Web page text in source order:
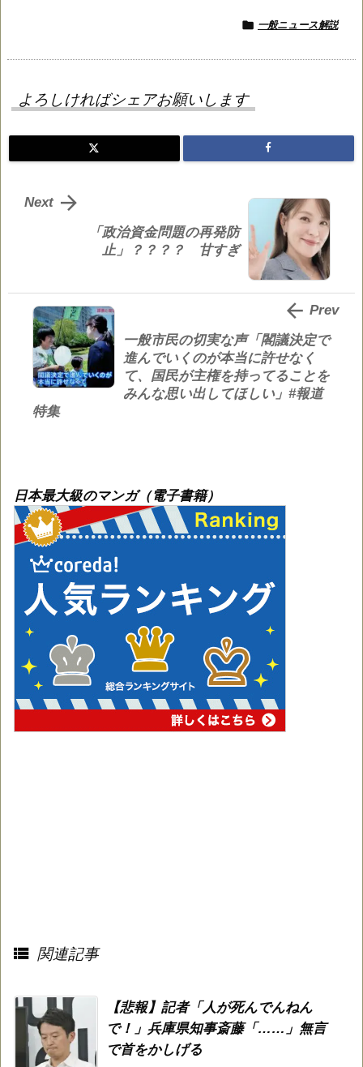
 一般ニュース解説
よろしければシェアお願いします
「政治資金問題の再発防
止」？？？？ 甘すぎ

Next
一般市民の切実な声「閣議決定で
進んでいくのが本当に許せなく
て、国民が主権を持ってることを
みんな思い出してほしい」#報道
特集
 Prev
日本最大級のマンガ（電子書籍）
 関連記事
【悲報】記者「人が死んでんねん
で！」兵庫県知事斎藤「……」無言
で首をかしげる